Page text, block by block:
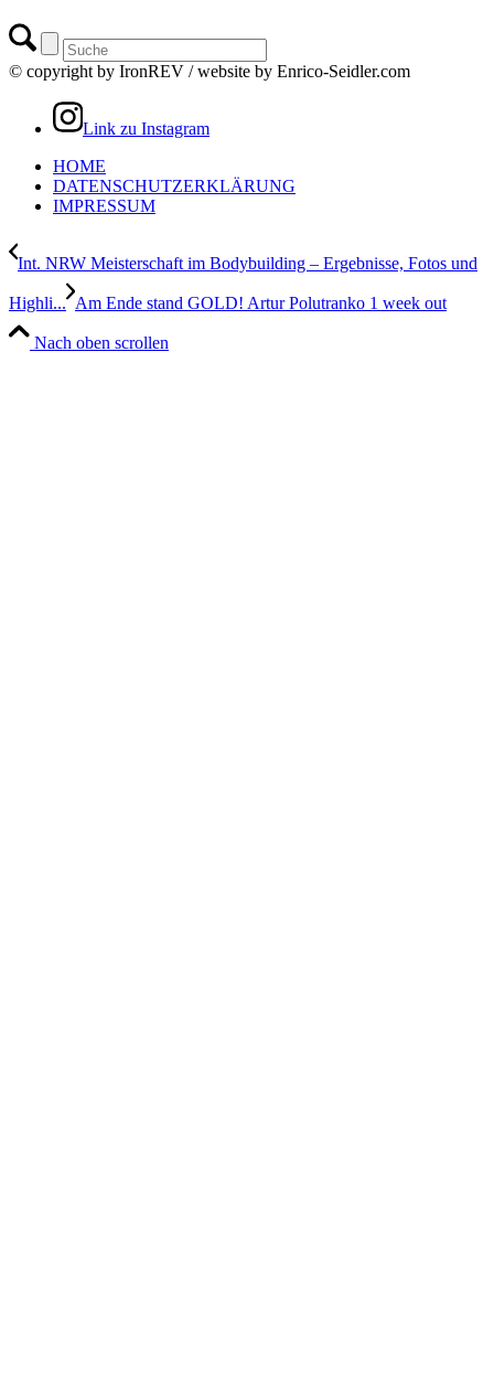
© copyright by IronREV / website by Enrico-Seidler.com
Link zu Instagram
HOME
DATENSCHUTZERKLÄRUNG
IMPRESSUM
Int. NRW Meisterschaft im Bodybuilding – Ergebnisse, Fotos und
Highli... Am Ende stand GOLD! Artur Polutranko 1 week out
Nach oben scrollen